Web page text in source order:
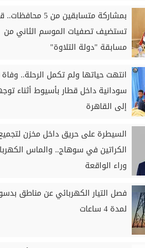
بمشاركة متسابقين من 5
تستضيف تصفيات الموسم الثاني من
مسابقة "دولة التلاوة"
انتهت حياتها ولم تكمل الرحلة..
سودانية داخل قطار بأسيوط أثناء
إلى القاهرة
السيطرة على حريق داخل مخزن
الكراتين في سوهاج.. والماس
وراء الواقعة
فصل التيار الكهربائي عن مناطق
لمدة 4 ساعات